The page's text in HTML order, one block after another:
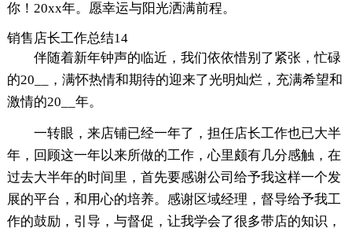
你！20xx年。愿幸运与阳光洒满前程。
销售店长工作总结14
伴随着新年钟声的临近，我们依依惜别了紧张，忙碌
的20__，满怀热情和期待的迎来了光明灿烂，充满希望和
激情的20__年。
一转眼，来店铺已经一年了，担任店长工作也已大半
年，回顾这一年以来所做的工作，心里颇有几分感触，在
过去大半年的时间里，首先要感谢公司给予我这样一个发
展的平台，和用心的培养。感谢区域经理，督导给予我工
作的鼓励，引导，与督促，让我学会了很多带店的知识，